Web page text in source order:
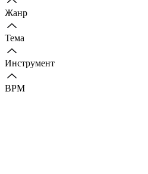
Жанр
Тема
Инструмент
BPM